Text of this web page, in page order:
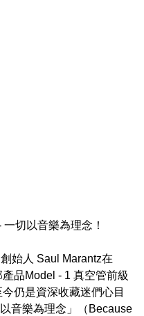
切以音樂為理念！
始人 Saul Marantz在
品Model - 1 真空管前級
仍是資深收藏迷們心目
音樂為理念」（Because